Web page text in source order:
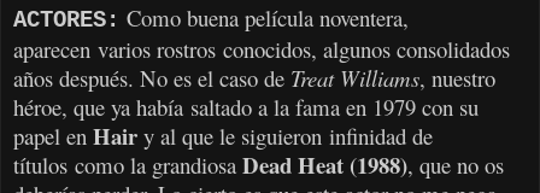
ACTORES: Como buena película noventera,
aparecen varios rostros conocidos, algunos consolidados
años después. No es el caso de Treat Williams, nuestro
héroe, que ya había saltado a la fama en 1979 con su
papel en Hair y al que le siguieron infinidad de
títulos como la grandiosa Dead Heat (1988), que no os